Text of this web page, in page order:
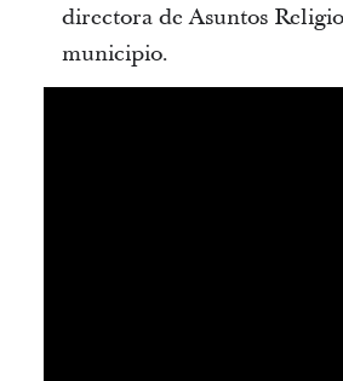
directora de Asuntos
municipio.